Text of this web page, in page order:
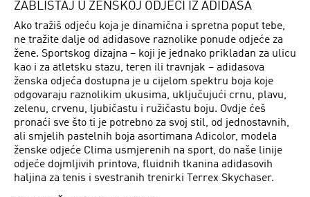
ZABLISTAJ U ŽENSKOJ ODJEĆI IZ ADIDASA
Ako tražiš odjeću koja je dinamična i spretna poput tebe,
ne tražite dalje od adidasove raznolike ponude odjeće za
žene. Sportskog dizajna – koji je jednako prikladan za ulicu
kao i za atletsku stazu, teren ili travnjak – adidasova
ženska odjeća dostupna je u cijelom spektru boja koje
odgovaraju raznolikim ukusima, uključujući crnu, plavu,
zelenu, crvenu, ljubičastu i ružičastu boju. Ovdje ćeš
pronaći sve što ti je potrebno za svoj stil, od jednostavnih,
ali smjelih pastelnih boja asortimana Adicolor, modela
ženske odjeće Clima usmjerenih na sport, do naše linije
odjeće dojmljivih printova, fluidnih tkanina adidasovih
haljina za tenis i svestranih trenirki Terrex Skychaser.